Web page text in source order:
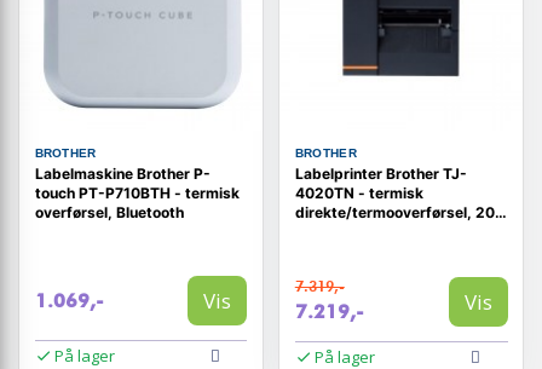
BROTHER
Labelmaskine Brother P-
touch PT-P710BTH - termisk
overførsel, Bluetooth
1.069,- Vis
På lager
BROTHER
Labelprinter Brother TJ-
4020TN - termisk
direkte/termooverførsel, 203
7.319,-
7.219,- Vis
På lager